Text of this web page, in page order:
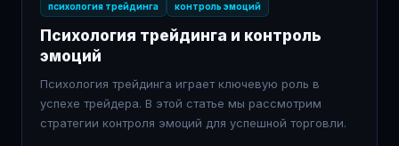
психология трейдинга контроль эмоций
Психология трейдинга и контроль
эмоций
Психология трейдинга играет ключевую роль в
успехе трейдера. В этой статье мы рассмотрим
стратегии контроля эмоций для успешной торговли.